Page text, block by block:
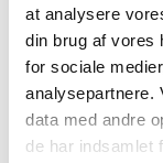
at analysere
din brug af vores
for sociale
analysepartnere.
data med andre
de har indsamlet
detaljer fra den
charme og passer
hjørne med drinks
skarpe kontraster
moderne udtryk.
personlighed på